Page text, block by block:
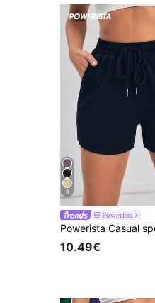
8
Powerista
10.49€